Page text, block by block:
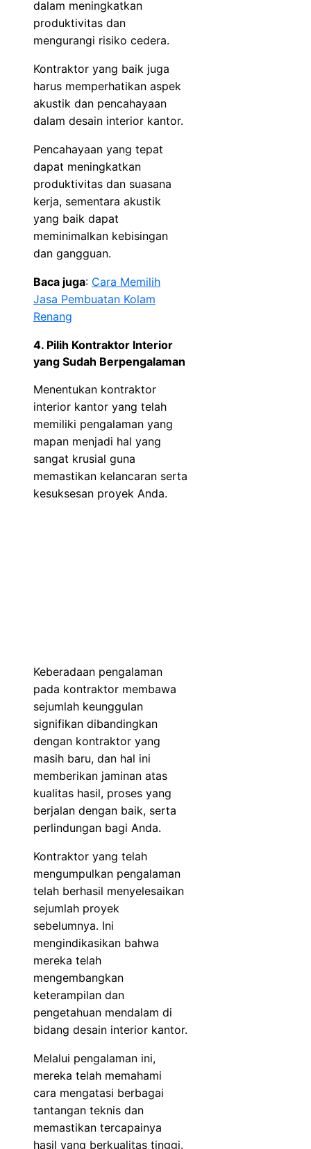
dalam meningkatkan
produktivitas dan
mengurangi risiko cedera.
Kontraktor yang baik juga
harus memperhatikan aspek
akustik dan pencahayaan
dalam desain interior kantor.
Pencahayaan yang tepat
dapat meningkatkan
produktivitas dan suasana
kerja, sementara akustik
yang baik dapat
meminimalkan kebisingan
dan gangguan.
Baca juga: Cara Memilih
Jasa Pembuatan Kolam
Renang
4. Pilih Kontraktor Interior
yang Sudah Berpengalaman
Menentukan kontraktor
interior kantor yang telah
memiliki pengalaman yang
mapan menjadi hal yang
sangat krusial guna
memastikan kelancaran serta
kesuksesan proyek Anda.
Keberadaan pengalaman
pada kontraktor membawa
sejumlah keunggulan
signifikan dibandingkan
dengan kontraktor yang
masih baru, dan hal ini
memberikan jaminan atas
kualitas hasil, proses yang
berjalan dengan baik, serta
perlindungan bagi Anda.
Kontraktor yang telah
mengumpulkan pengalaman
telah berhasil menyelesaikan
sejumlah proyek
sebelumnya. Ini
mengindikasikan bahwa
mereka telah
mengembangkan
keterampilan dan
pengetahuan mendalam di
bidang desain interior kantor.
Melalui pengalaman ini,
mereka telah memahami
cara mengatasi berbagai
tantangan teknis dan
memastikan tercapainya
hasil yang berkualitas tinggi.